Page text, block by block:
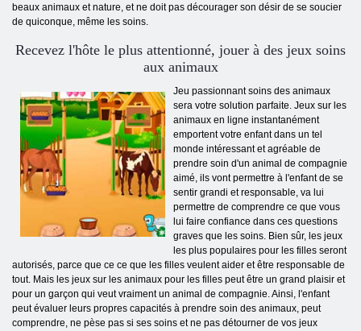
beaux animaux et nature, et ne doit pas décourager son désir de se soucier
de quiconque, même les soins.
Recevez l'hôte le plus attentionné, jouer à des jeux soins
aux animaux
Jeu passionnant soins des animaux
sera votre solution parfaite. Jeux sur les
animaux en ligne instantanément
emportent votre enfant dans un tel
monde intéressant et agréable de
prendre soin d'un animal de compagnie
aimé, ils vont permettre à l'enfant de se
sentir grandi et responsable, va lui
permettre de comprendre ce que vous
lui faire confiance dans ces questions
graves que les soins. Bien sûr, les jeux
les plus populaires pour les filles seront
autorisés, parce que ce ce que les filles veulent aider et être responsable de
tout. Mais les jeux sur les animaux pour les filles peut être un grand plaisir et
pour un garçon qui veut vraiment un animal de compagnie. Ainsi, l'enfant
peut évaluer leurs propres capacités à prendre soin des animaux, peut
comprendre, ne pèse pas si ses soins et ne pas détourner de vos jeux